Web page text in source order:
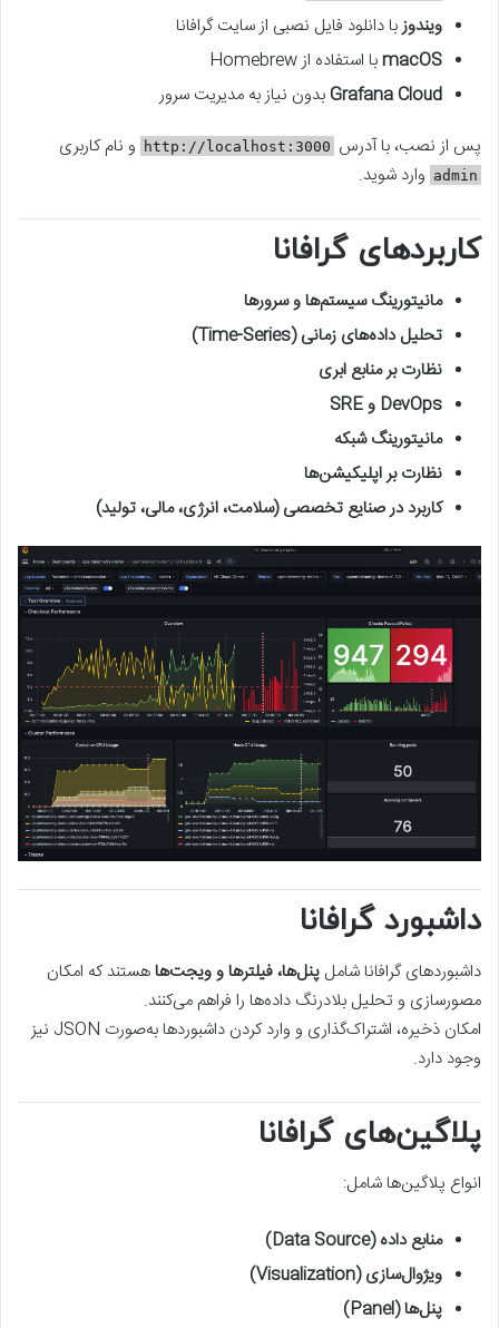
ویندوزبا دانلود فایل نصبی از سایت گرافانا
macOSبا استفاده از Homebrew
Grafana Cloudبدون نیاز به مدیریت سرور
پس از نصب، با آدرس http://localhost:3000 و نام کاربری
admin وارد شوید.
کاربردهای گرافانا
مانیتورینگ سیستم‌ها و سرورها
تحلیل داده‌های زمانی (Time-Series)
نظارت بر منابع ابری
DevOps و SRE
مانیتورینگ شبکه
نظارت بر اپلیکیشن‌ها
کاربرد در صنایع تخصصی (سلامت، انرژی، مالی، تولید)
داشبورد گرافانا
داشبوردهای گرافانا شامل پنل‌ها، فیلترها و ویجت‌هاهستند که امکان
مصورسازی و تحلیل بلادرنگ داده‌ها را فراهم می‌کنند.
امکان ذخیره، اشتراک‌گذاری و وارد کردن داشبوردها به‌صورت JSON نیز
وجود دارد.
پلاگین‌های گرافانا
انواع پلاگین‌ها شامل:
منابع داده (Data Source)
ویژوال‌سازی (Visualization)
پنل‌ها (Panel)